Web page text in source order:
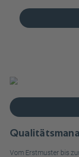
Vom Erstmuster bis